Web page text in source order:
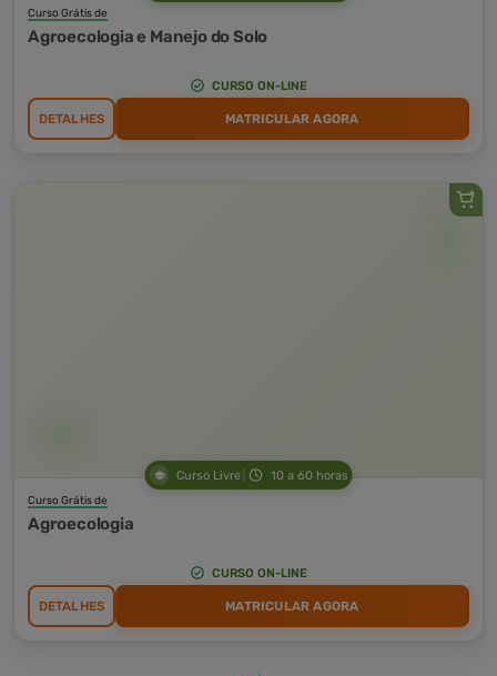
Curso Grátis de
Agroecologia e Manejo do Solo
CURSO ON-LINE
DETALHES MATRICULAR AGORA
Curso Livre 10 a 60 horas
Curso Grátis de
Agroecologia
CURSO ON-LINE
DETALHES MATRICULAR AGORA